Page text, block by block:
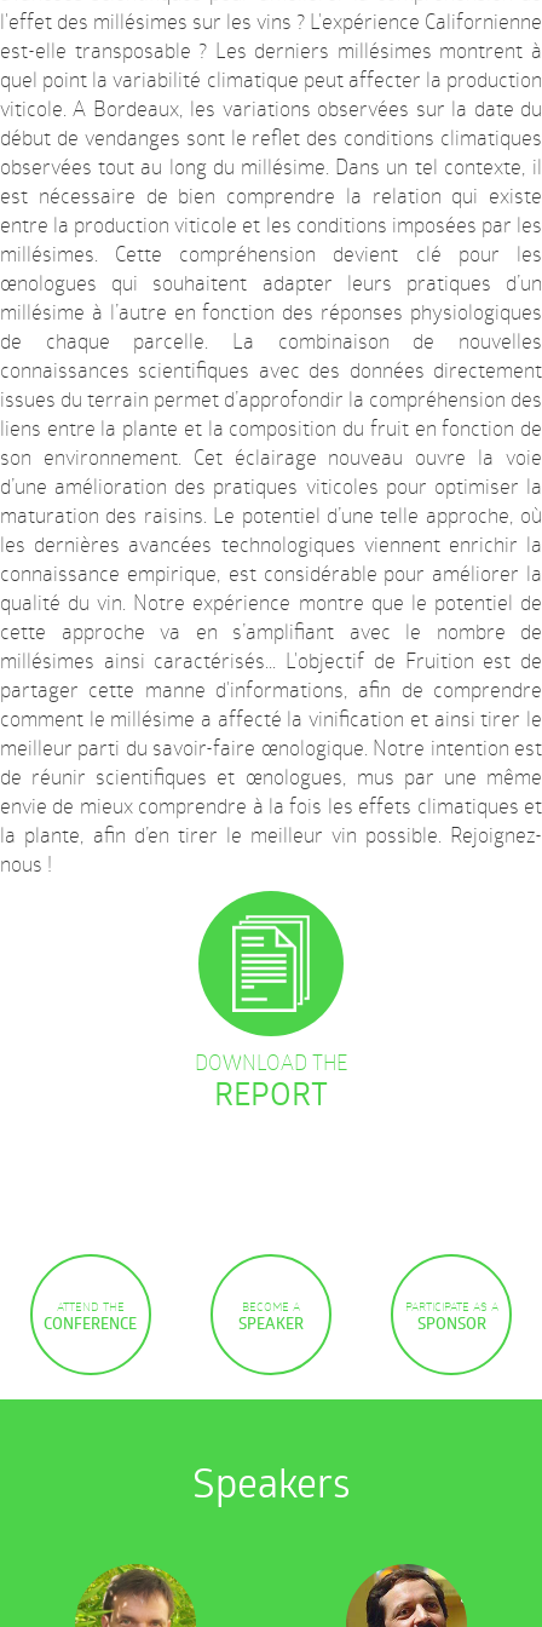
l'effet des millésimes sur les vins ? L'expérience Californienne
est-elle transposable ? Les derniers millésimes montrent à
quel point la variabilité climatique peut affecter la production
viticole. A Bordeaux, les variations observées sur la date du
début de vendanges sont le reflet des conditions climatiques
observées tout au long du millésime. Dans un tel contexte, il
est nécessaire de bien comprendre la relation qui existe
entre la production viticole et les conditions imposées par les
millésimes. Cette compréhension devient clé pour les
œnologues qui souhaitent adapter leurs pratiques d’un
millésime à l’autre en fonction des réponses physiologiques
de chaque parcelle. La combinaison de nouvelles
connaissances scientifiques avec des données directement
issues du terrain permet d’approfondir la compréhension des
liens entre la plante et la composition du fruit en fonction de
son environnement. Cet éclairage nouveau ouvre la voie
d’une amélioration des pratiques viticoles pour optimiser la
maturation des raisins. Le potentiel d’une telle approche, où
les dernières avancées technologiques viennent enrichir la
connaissance empirique, est considérable pour améliorer la
qualité du vin. Notre expérience montre que le potentiel de
cette approche va en s’amplifiant avec le nombre de
millésimes ainsi caractérisés... L'objectif de Fruition est de
partager cette manne d'informations, afin de comprendre
comment le millésime a affecté la vinification et ainsi tirer le
meilleur parti du savoir-faire œnologique. Notre intention est
de réunir scientifiques et œnologues, mus par une même
envie de mieux comprendre à la fois les effets climatiques et
la plante, afin d’en tirer le meilleur vin possible. Rejoignez-
nous !
DOWNLOAD THE
REPORT
ATTEND THE
CONFERENCE
BECOME A
SPEAKER
PARTICIPATE AS A
SPONSOR
Speakers